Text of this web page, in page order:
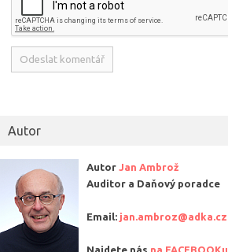
Autor
Autor Jan Ambrož
Auditor a Daňový poradce
Email: jan.ambroz@adka.cz